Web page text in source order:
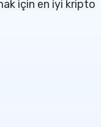
için en iyi kripto